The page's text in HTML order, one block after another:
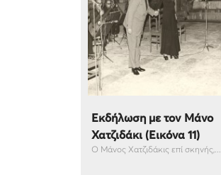
Εκδήλωση με τον Μάνο
Χατζιδάκι (Εικόνα 11)
Ο Μάνος Χατζιδάκις επί σκηνής,...